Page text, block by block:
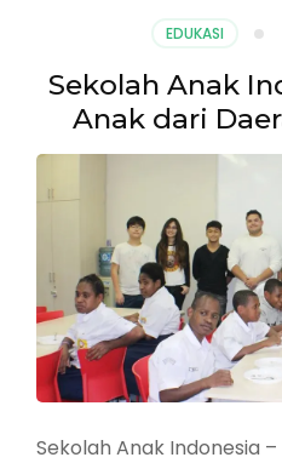
EDUKASI
Sekolah Anak
Anak dari
Sekolah Anak Indonesia